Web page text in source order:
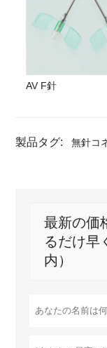
AV F針
製品タグ: 無針コ
最新の価
るだけ早
内）